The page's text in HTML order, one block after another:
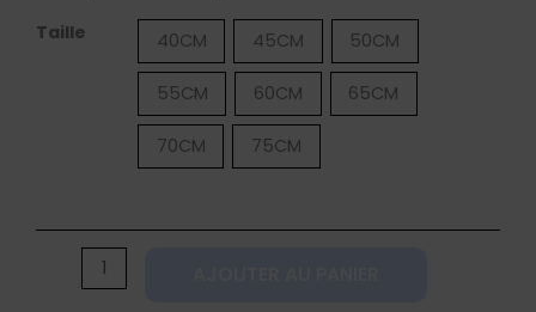
Taille 40CM 45CM 50CM
55CM 60CM 65CM
70CM 75CM
quantité
75cm